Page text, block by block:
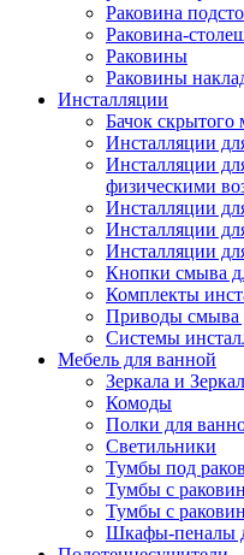
Раковина
Раковина-
Раковины
Раковины
Инсталляции
Бачок скрытого
Инсталляции
Инсталляции
физическими
Инсталляции
Инсталляции
Инсталляции
Кнопки смыва
Комплекты
Приводы смыва
Системы
Мебель для ванной
Зеркала и
Комоды
Полки для
Светильники
Тумбы под
Тумбы с
Тумбы с
Шкафы-пеналы